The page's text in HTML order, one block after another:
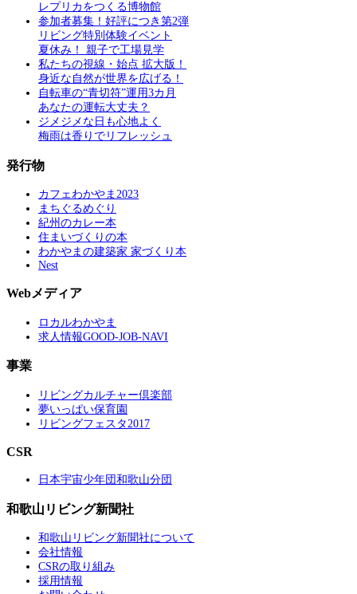
レプリカをつくる博物館
参加者募集！好評につき第2弾
リビング特別体験イベント
夏休み！ 親子で工場見学
私たちの視線・始点 拡大版！
身近な自然が世界を広げる！
自転車の“青切符”運用3カ月
あなたの運転大丈夫？
ジメジメな日も心地よく
梅雨は香りでリフレッシュ
発行物
カフェわかやま2023
まちぐるめぐり
紀州のカレー本
住まいづくりの本
わかやまの建築家 家づくり本
Nest
Webメディア
ロカルわかやま
求人情報GOOD-JOB-NAVI
事業
リビングカルチャー倶楽部
夢いっぱい保育園
リビングフェスタ2017
CSR
日本宇宙少年団和歌山分団
和歌山リビング新聞社
和歌山リビング新聞社について
会社情報
CSRの取り組み
採用情報